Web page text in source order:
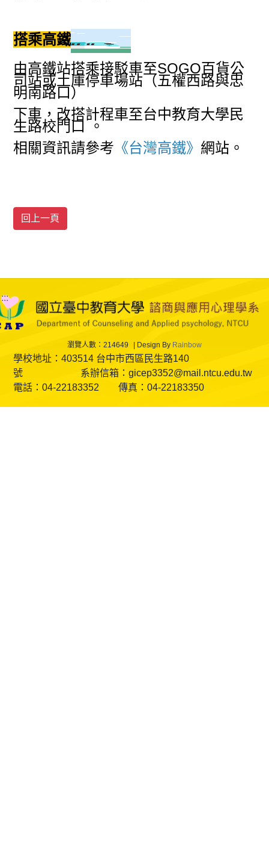
搭乘高鐵
由高鐵站搭乘接駁車至SOGO百貨公
司站或土庫停車場站（五權西路與忠
明南路口）
下車，改搭計程車至台中教育大學民
生路校門口 。
相關資訊請參考 《台灣高鐵》 網站。
:::
瀏覽人數：214649 Design By Rainbow
學校地址：403514 台中市西區民生路140
號 系辦信箱：gicep3352@mail.ntcu.edu.tw
電話：04-22183352 傳真：04-22183350